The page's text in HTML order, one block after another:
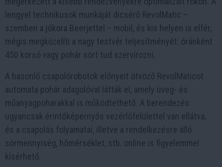
lengyel technikusok munkáját dicsérő RevolMatic –
szemben a jókora Beerjettel – mobil, és kis helyen is elfér,
mégis megközelíti a nagy testvér teljesítményét: óránként
450 korsó vagy pohár sört tud szervírozni.
A hasonló csapolórobotok előnyeit ötvöző RevolMaticot
automata pohár adagolóval látták el, amely üveg- és
műanyagpoharakkal is működtethető. A berendezés
ugyancsak érintőképernyős vezérlőfelülettel van ellátva,
és a csapolás folyamatai, illetve a rendelkezésre álló
sörmennyiség, hőmérséklet, stb. online is figyelemmel
kísérhető.